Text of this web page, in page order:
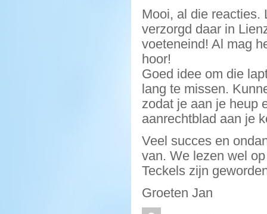
Mooi, al die reacties.
verzorgd daar in
voeteneind! Al mag
hoor!
Goed idee om die
lang te missen.
zodat je aan je heup
aanrechtblad aan je
Veel succes en
van. We lezen wel
Teckels zijn
Groeten Jan